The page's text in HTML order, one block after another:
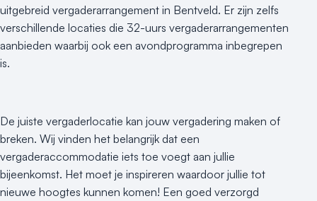
uitgebreid vergaderarrangement in Bentveld. Er zijn zelfs
verschillende locaties die 32-uurs vergaderarrangementen
aanbieden waarbij ook een avondprogramma inbegrepen
is.
De juiste vergaderlocatie kan jouw vergadering maken of
breken. Wij vinden het belangrijk dat een
vergaderaccommodatie iets toe voegt aan jullie
bijeenkomst. Het moet je inspireren waardoor jullie tot
nieuwe hoogtes kunnen komen! Een goed verzorgd